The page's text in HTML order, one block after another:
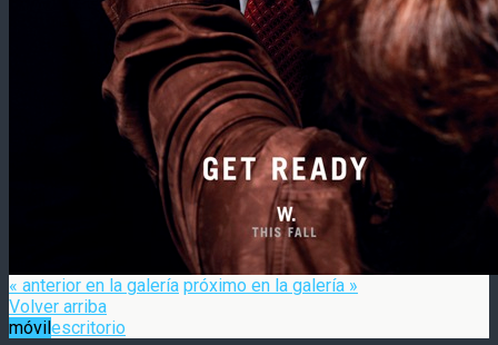
« anterior en la galería próximo en la galería »
Volver arriba
móvilescritorio